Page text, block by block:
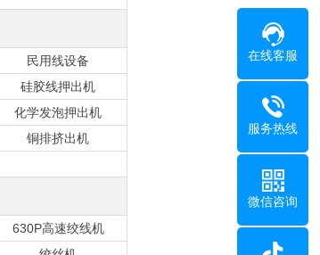
民用线设备
硅胶线押出机
化学发泡押出机
铜排挤出机
630P高速绞线机
在线客服
服务热线
微信咨询